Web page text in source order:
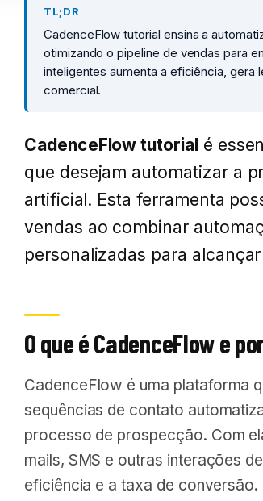
TL;DR
CadenceFlow tutorial ensina a
otimizando o pipeline de vendas para
inteligentes aumenta a eficiência,
comercial.
CadenceFlow tutorialé
que desejam automatizar a
artificial. Esta ferramenta
vendas ao combinar
personalizadas para
O que é CadenceFlow e
CadenceFlow é uma plataforma
sequências de contato
processo de prospecção. Com
mails, SMS e outras interações
eficiência e a taxa de conversão.